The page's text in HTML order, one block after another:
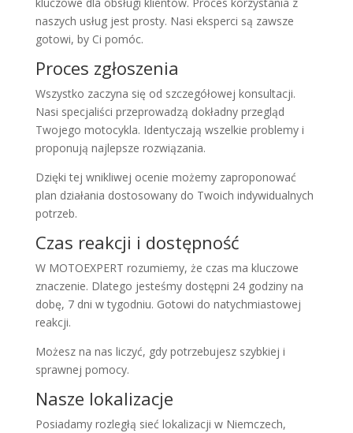
naszych usług jest prosty. Nasi eksperci są zawsze
gotowi, by Ci pomóc.
Proces zgłoszenia
Wszystko zaczyna się od szczegółowej konsultacji.
Nasi specjaliści przeprowadzą dokładny przegląd
Twojego motocykla. Identyczają wszelkie problemy i
proponują najlepsze rozwiązania.
Dzięki tej wnikliwej ocenie możemy zaproponować
plan działania dostosowany do Twoich indywidualnych
potrzeb.
Czas reakcji i dostępność
W MOTOEXPERT rozumiemy, że czas ma kluczowe
znaczenie. Dlatego jesteśmy dostępni 24 godziny na
dobę, 7 dni w tygodniu. Gotowi do natychmiastowej
reakcji.
Możesz na nas liczyć, gdy potrzebujesz szybkiej i
sprawnej pomocy.
Nasze lokalizacje
Posiadamy rozległą sieć lokalizacji w Niemczech,